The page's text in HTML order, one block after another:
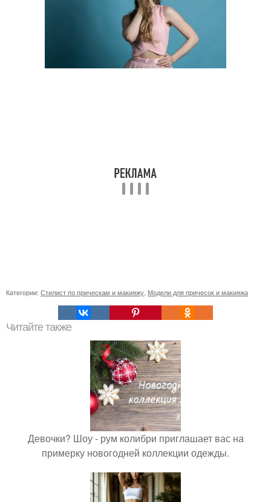
Категории: Стилист по прическам и макияжу Модели для причесок и макияжа
Читайте также
Девочки? Шоу - рум колибри приглашает вас на
примерку новогодней коллекции одежды.